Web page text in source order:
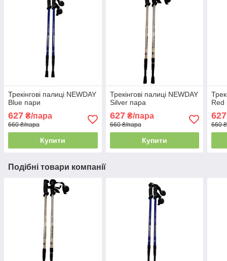
Трекінгові палиці NEWDAY
Blue пари
627 ₴/пара
660 ₴/пара
Купити
Трекінгові палиці NEWDAY
Silver пара
627₴/пара
660 ₴/пара
Купити
Red
627
660
Подібні товари компанії